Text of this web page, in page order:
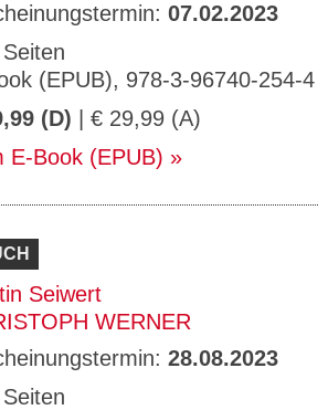
07.02.2023
(EPUB), 978-3-96740-254-4
(D) | € 29,99 (A)
E-Book (EPUB)
Seiwert
WERNER
28.08.2023